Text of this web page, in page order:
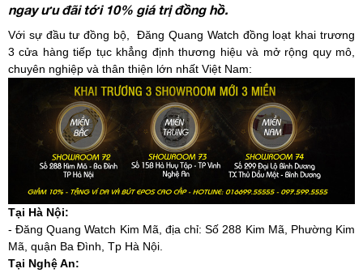
ngay ưu đãi tới 10% giá trị đồng hồ.
Với sự đầu tư đồng bộ, Đăng Quang Watch đồng loạt khai trương
3 cửa hàng tiếp tục khẳng định thương hiệu và mở rộng quy mô,
chuyên nghiệp và thân thiện lớn nhất Việt Nam:
Tại Hà Nội:
- Đăng Quang Watch Kim Mã, địa chỉ: Số 288 Kim Mã, Phường Kim
Mã, quận Ba Đình, Tp Hà Nội.
Tại Nghệ An: